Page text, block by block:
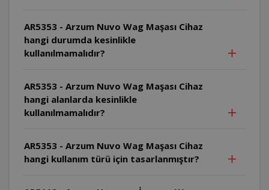
AR5353 - Arzum Nuvo Wag Maşası Cihaz
hangi durumda kesinlikle
kullanılmamalıdır?
AR5353 - Arzum Nuvo Wag Maşası Cihaz
hangi alanlarda kesinlikle
kullanılmamalıdır?
AR5353 - Arzum Nuvo Wag Maşası Cihaz
hangi kullanım türü için tasarlanmıştır?